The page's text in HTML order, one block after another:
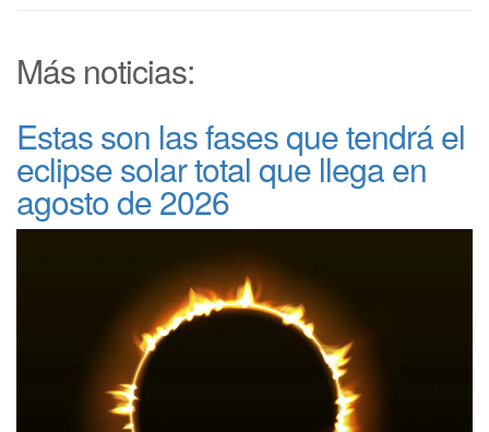
Más noticias:
Estas son las fases que tendrá el
eclipse solar total que llega en
agosto de 2026